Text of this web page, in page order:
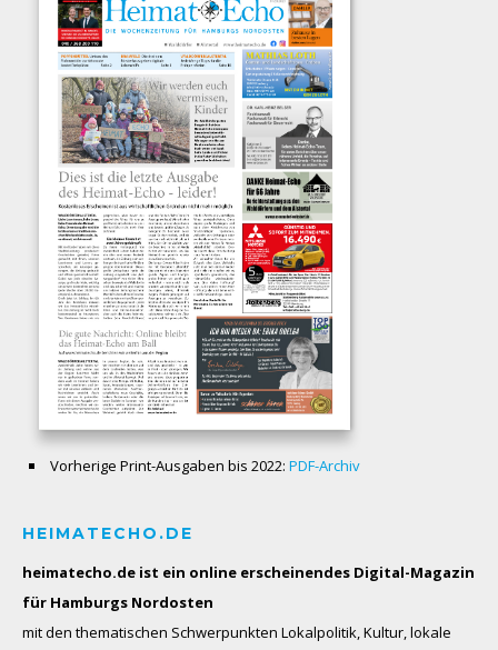
Vorherige Print-Ausgaben bis 2022: PDF-Archiv
HEIMATECHO.DE
heimatecho.de ist ein online erscheinendes Digital-Magazin
für Hamburgs Nordosten
mit den thematischen Schwerpunkten Lokalpolitik, Kultur, lokale